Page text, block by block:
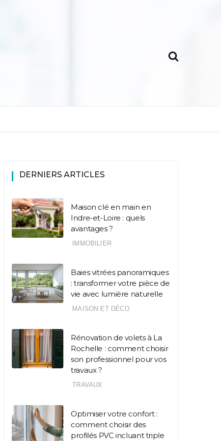
DERNIERS ARTICLES
Maison clé en main en
Indre-et-Loire : quels
avantages ?
IMMOBILIER
Baies vitrées panoramiques
: transformer votre pièce de
vie avec lumière naturelle
MAISON ET DÉCO
Rénovation de volets à La
Rochelle : comment choisir
son professionnel pour vos
travaux ?
TRAVAUX
Optimiser votre confort :
comment choisir des
profilés PVC incluant triple